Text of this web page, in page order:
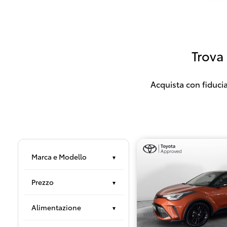
Acquista con
Marca e Modello ▾
Prezzo ▾
Alimentazione ▾